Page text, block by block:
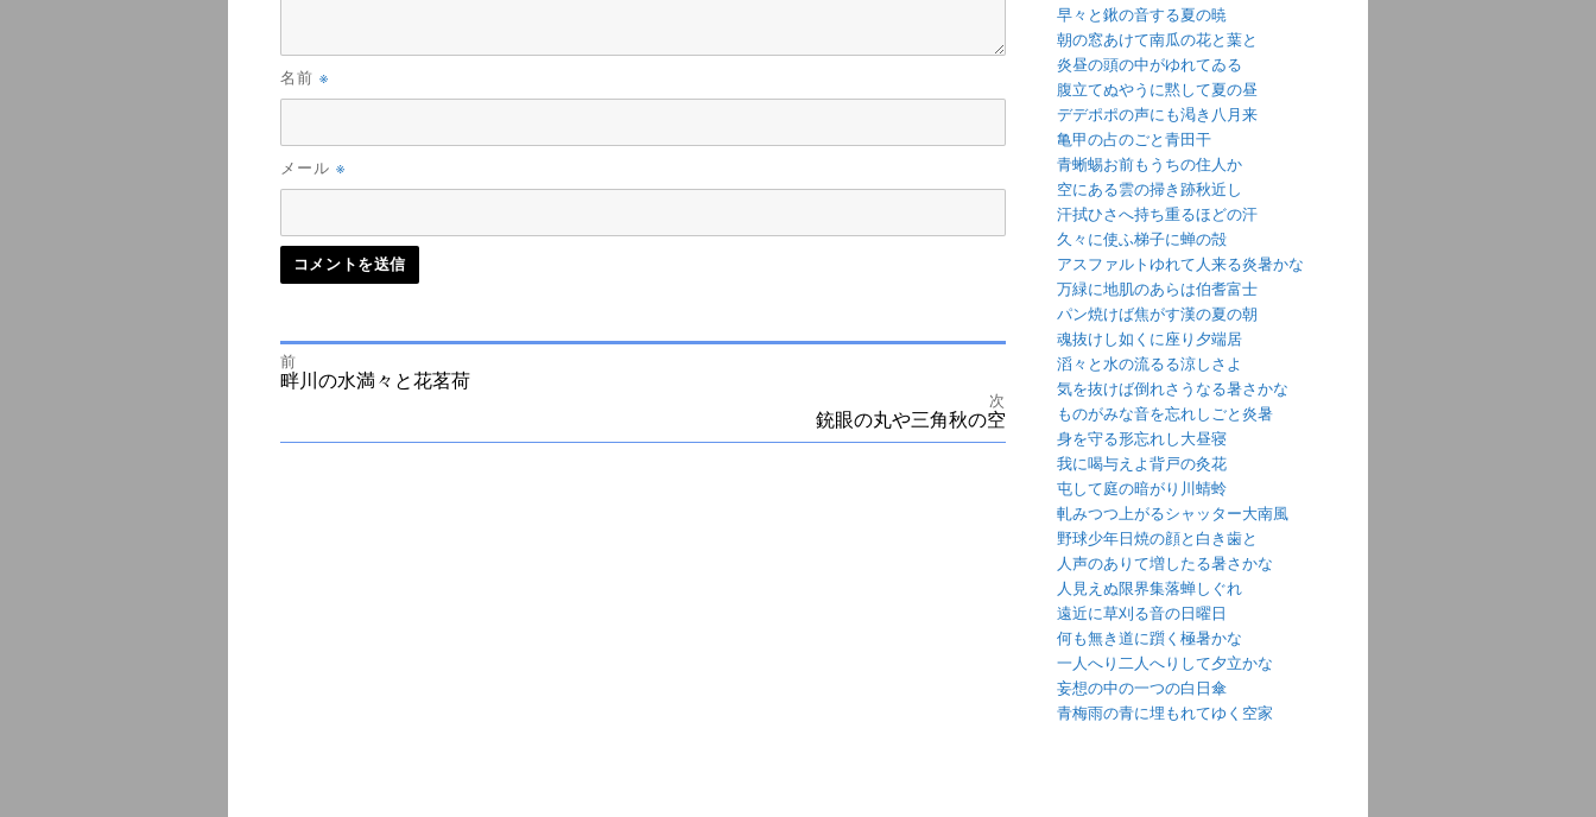
名前 ※
メール ※
投
前
前
の
畔川の水満々と花茗荷
次
銃眼の丸や三角秋の空
早々と鍬の音する夏の暁
朝の窓あけて南瓜の花と葉と
炎昼の頭の中がゆれてゐる
腹立てぬやうに黙して夏の昼
デデポポの声にも渇き八月来
亀甲の占のごと青田干
青蜥蜴お前もうちの住人か
空にある雲の掃き跡秋近し
汗拭ひさへ持ち重るほどの汗
久々に使ふ梯子に蝉の殻
アスファルトゆれて人来る炎暑かな
万緑に地肌のあらは伯耆富士
パン焼けば焦がす漢の夏の朝
魂抜けし如くに座り夕端居
滔々と水の流るる涼しさよ
気を抜けば倒れさうなる暑さかな
ものがみな音を忘れしごと炎暑
身を守る形忘れし大昼寝
我に喝与えよ背戸の灸花
屯して庭の暗がり川蜻蛉
軋みつつ上がるシャッター大南風
野球少年日焼の顔と白き歯と
人声のありて増したる暑さかな
人見えぬ限界集落蝉しぐれ
遠近に草刈る音の日曜日
何も無き道に躓く極暑かな
一人へり二人へりして夕立かな
妄想の中の一つの白日傘
青梅雨の青に埋もれてゆく空家